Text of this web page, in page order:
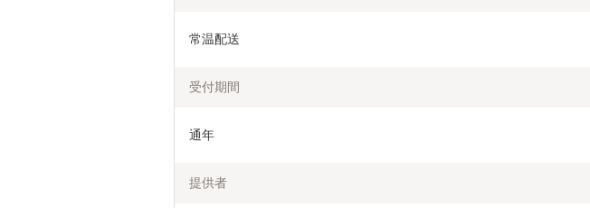
常温配送
受付期間
通年
提供者